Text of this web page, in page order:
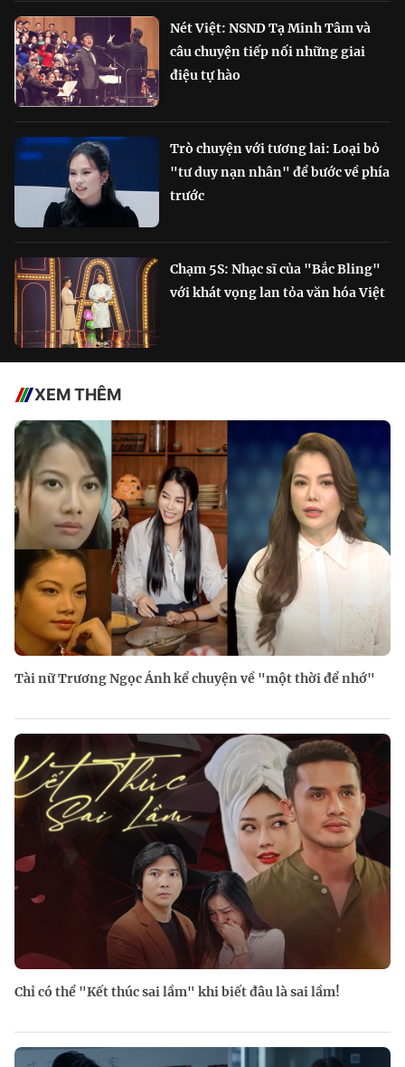
Nét Việt: NSND Tạ Minh Tâm và
câu chuyện tiếp nối những giai
điệu tự hào
Trò chuyện với tương lai: Loại bỏ
"tư duy nạn nhân" để bước về phía
trước
Chạm 5S: Nhạc sĩ của "Bắc Bling"
với khát vọng lan tỏa văn hóa Việt
XEM THÊM
Tài nữ Trương Ngọc Ánh kể chuyện về "một thời để nhớ"
Chỉ có thể "Kết thúc sai lầm" khi biết đâu là sai lầm!